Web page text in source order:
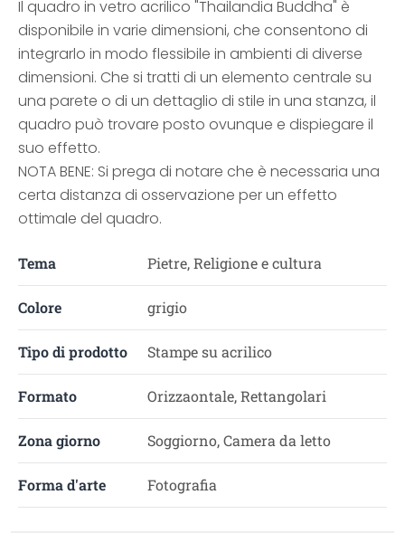
Il quadro in vetro acrilico "Thailandia Buddha" è
disponibile in varie dimensioni, che consentono di
integrarlo in modo flessibile in ambienti di diverse
dimensioni. Che si tratti di un elemento centrale su
una parete o di un dettaglio di stile in una stanza, il
quadro può trovare posto ovunque e dispiegare il
suo effetto.
NOTA BENE: Si prega di notare che è necessaria una
certa distanza di osservazione per un effetto
ottimale del quadro.
Tema Pietre, Religione e cultura
Colore grigio
Tipo di prodotto Stampe su acrilico
Formato Orizzaontale, Rettangolari
Zona giorno Soggiorno, Camera da letto
Forma d'arte Fotografia